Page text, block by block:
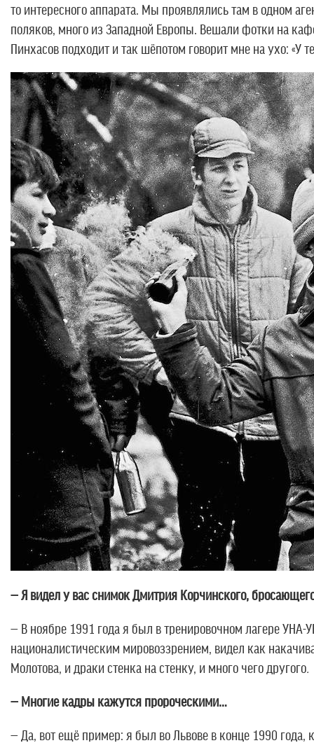
то интересного аппарата. Мы проявлялись там в одном
поляков, много из Западной Европы. Вешали фотки на
Пинхасов подходит и так шёпотом говорит мне на ухо: «У
— Я видел у вас снимок Дмитрия Корчинского,
— В ноябре 1991 года я был в тренировочном лагере
националистическим мировоззрением, видел как
Молотова, и драки стенка на стенку, и много чего другого
— Многие кадры кажутся пророческими…
— Да, вот ещё пример: я был во Львове в конце 1990 года,